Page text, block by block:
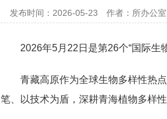
发布时间：2026-05-23 作者：所办公室
2026年5月22日是第26个“国际生
青藏高原作为全球生物多样性热
笔、以技术为盾，深耕青海植物多样